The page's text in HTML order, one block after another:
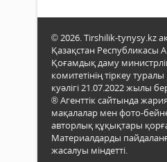
© 2026. Tirshilik-tynysy.kz
Қазақстан Республикасы
Қоғамдық даму
комитетінің тіркеу
куәлігі 21.07.2022 жылы
® Агенттік сайтында
мақалалар мен фото-
авторлық құқықтары
Материалдарды
жасалуы міндетті.